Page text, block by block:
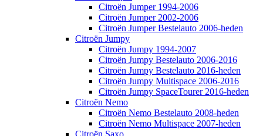
Citroën Jumper 1994-2006
Citroën Jumper 2002-2006
Citroën Jumper Bestelauto 2006-heden
Citroën Jumpy
Citroën Jumpy 1994-2007
Citroën Jumpy Bestelauto 2006-2016
Citroën Jumpy Bestelauto 2016-heden
Citroën Jumpy Multispace 2006-2016
Citroën Jumpy SpaceTourer 2016-heden
Citroën Nemo
Citroën Nemo Bestelauto 2008-heden
Citroën Nemo Multispace 2007-heden